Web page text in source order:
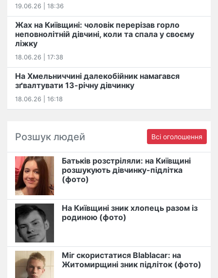
19.06.26 | 18:36
Жах на Київщині: чоловік перерізав горло
неповнолітній дівчині, коли та спала у своєму
ліжку
18.06.26 | 17:38
На Хмельниччині далекобійник намагався
зґвалтувати 13-річну дівчинку
18.06.26 | 16:18
Розшук людей Всі оголошення
Батьків розстріляли: на Київщині
розшукують дівчинку-підлітка
(фото)
На Київщині зник хлопець разом із
родиною (фото)
Міг скористатися Blablacar: на
Житомирщині зник підліток (фото)